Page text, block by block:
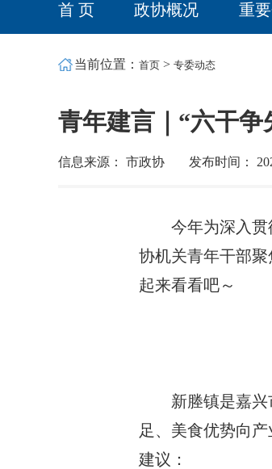
首 页 政协概况 重
当前位置： 首页 > 专委动态
青年建言｜“六干争
信息来源： 市政协 发布时间：
今年为深入
协机关青年干部
起来看看吧～
新塍镇是嘉
足、美食优势向
建议：